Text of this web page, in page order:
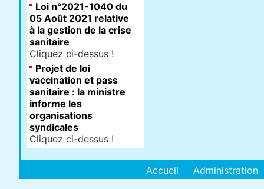
Loi n°2021-1040 du
05 Août 2021 relative
à la gestion de la crise
sanitaire
Cliquez ci-dessus !
Projet de loi
vaccination et pass
sanitaire : la ministre
informe les
organisations
syndicales
Cliquez ci-dessus !
Accueil Administration